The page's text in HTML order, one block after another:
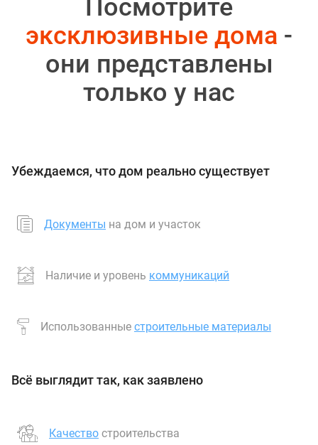
Посмотрите
эксклюзивные дома -
они представлены
только у нас
Убеждаемся, что дом реально существует
Документы на дом и участок
Наличие и уровень коммуникаций
Использованные строительные материалы
Всё выглядит так, как заявлено
Качество строительства